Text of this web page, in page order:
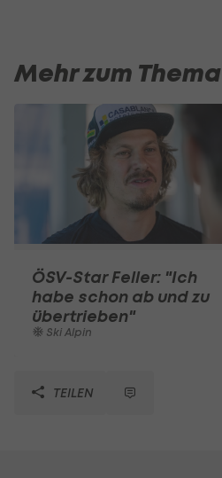
Mehr zum Thema
ÖSV-Star Feller: "Ich
habe schon ab und zu
übertrieben"
Ski Alpin
TEILEN